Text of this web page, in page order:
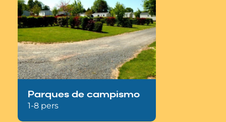
Parques de campismo
1-8 pers